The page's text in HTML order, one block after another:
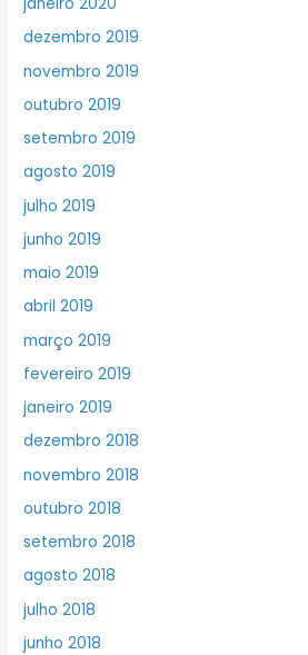
dezembro 2019
novembro 2019
outubro 2019
setembro 2019
agosto 2019
julho 2019
junho 2019
maio 2019
abril 2019
março 2019
fevereiro 2019
janeiro 2019
dezembro 2018
novembro 2018
outubro 2018
setembro 2018
agosto 2018
julho 2018
junho 2018